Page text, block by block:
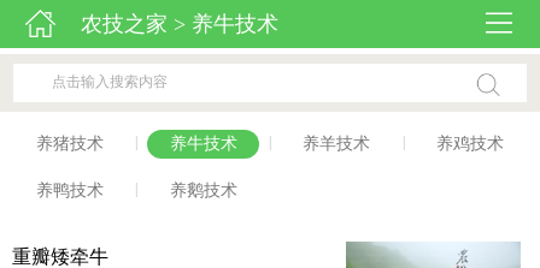
农技之家 > 养牛技术
养猪技术 养牛技术 养羊技术 养鸡技术
养鸭技术 养鹅技术
重瓣矮牵牛